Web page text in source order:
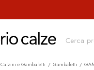
Calzini e Gambaletti Gambaletti